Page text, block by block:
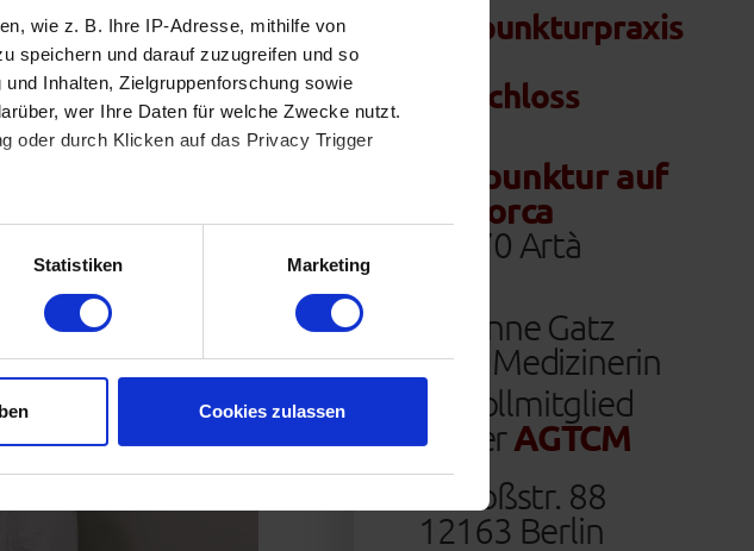
wie z. B. Ihre IP-Adresse, mithilfe von
speichern und darauf zuzugreifen und so
Inhalten, Zielgruppenforschung sowie
wer Ihre Daten für welche Zwecke nutzt.
oder durch Klicken auf das Privacy Trigger
werden, und legen Sie Ihre Präferenzen im
Statistiken Marketing
Cookies zulassen
Akupunkturpraxis
am Schloss
Akupunktur auf
Mallorca
07570 Artà
Susanne Gatz
TCM Medizinerin
Vollmitglied
derAGTCM
Schloßstr. 88
12163 Berlin
in Rothenburg,
Sybille Huessen
am Roseneck